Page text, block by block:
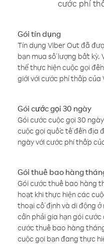
cước phí
Gói tín dụng
Tín dụng Viber Out đã
bạn mua số lượng bất kỳ.
thể thực hiện cuộc gọi
giới với cước phí thấp của
Gói cước gọi 30 ngày
Gói cước cuộc gọi 30
cuộc gọi quốc tế đến địa
ngày với cước phí thấp
Gói thuê bao hàng
Gói cước thuê bao hàng
hoạt khi thực hiện các
thoại cố định và di động
cần phải gia hạn gói
cước thuê bao hàng
cuộc gọi bạn đang thực